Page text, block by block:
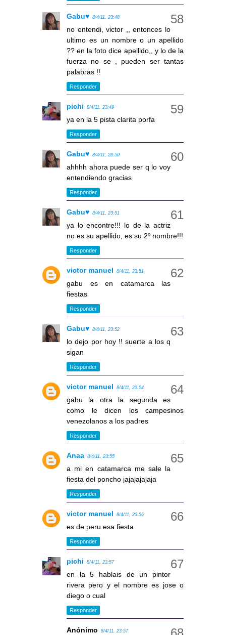
Gabu♥ 8/4/11, 23:48
no entendi, victor ,, entonces lo
ultimo es un nombre o un apellido
?? en la foto dice apellido,, y lo de la
fuerza no se , pueden ser tantas
palabras !!
Responder
pichi 8/4/11, 23:49
ya en la 5 pista clarita porfa
Responder
Gabu♥ 8/4/11, 23:50
ahhhh ahora puede ser q lo voy
entendiendo gracias
Responder
Gabu♥ 8/4/11, 23:51
ya lo encontre!!! lo de la actriz
no es su apellido, es su 2º nombre!!!
Responder
victor manuel 8/4/11, 23:51
gabu es en catamarca las
fiestas
Responder
Gabu♥ 8/4/11, 23:52
lo dejo por hoy !! suerte a los q
sigan
Responder
victor manuel 8/4/11, 23:54
gabu la otra la segunda es
como le dicen los campesinos
venezolanos a los padres
Responder
Anaa 8/4/11, 23:55
a mi en catamarca me sale la
fiesta del poncho jajajajajaja
Responder
victor manuel 8/4/11, 23:56
es de peru esa fiesta
Responder
pichi 8/4/11, 23:57
en la 5 hablais de un pintor
rivera pero y el nombre es jose o
diego o cual
Responder
Anónimo 8/4/11, 23:57